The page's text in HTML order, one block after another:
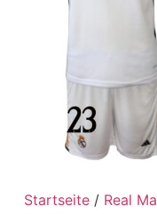
Startseite/ Real